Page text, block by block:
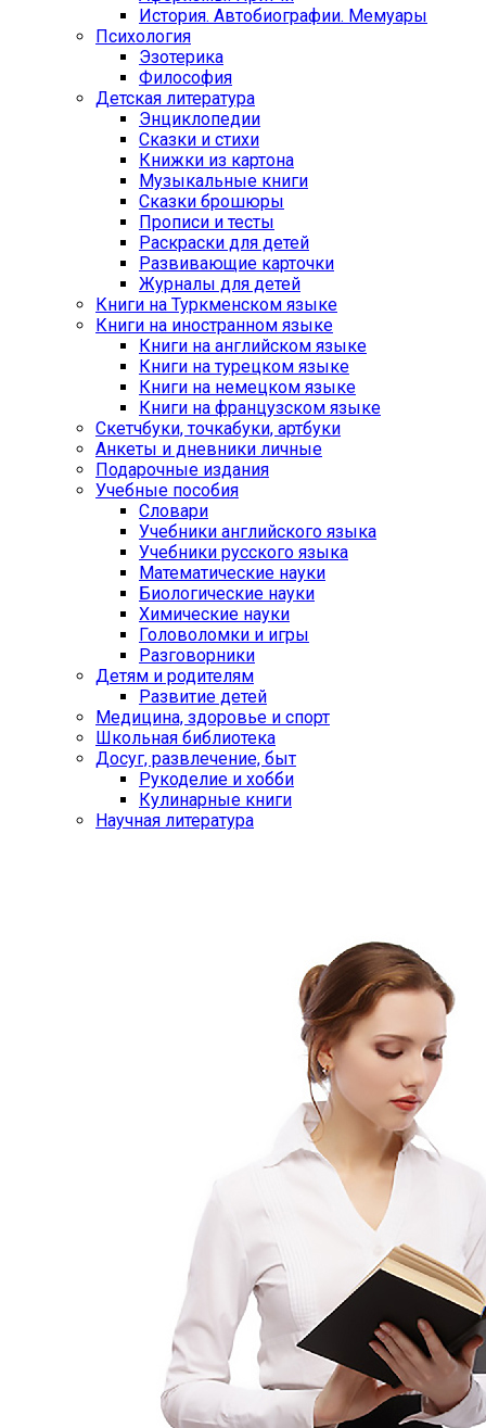
История. Автобиографии. Мемуары
Психология
Эзотерика
Философия
Детская литература
Энциклопедии
Сказки и стихи
Книжки из картона
Музыкальные книги
Сказки брошюры
Прописи и тесты
Раскраски для детей
Развивающие карточки
Журналы для детей
Книги на Туркменском языке
Книги на иностранном языке
Книги на английском языке
Книги на турецком языке
Книги на немецком языке
Книги на французском языке
Cкетчбуки, точкабуки, артбуки
Анкеты и дневники личные
Подарочные издания
Учебные пособия
Словари
Учебники английского языка
Учебники русского языка
Математические науки
Биологические науки
Химические науки
Головоломки и игры
Разговорники
Детям и родителям
Развитие детей
Медицина, здоровье и спорт
Школьная библиотека
Досуг, развлечение, быт
Рукоделие и хобби
Кулинарные книги
Научная литература